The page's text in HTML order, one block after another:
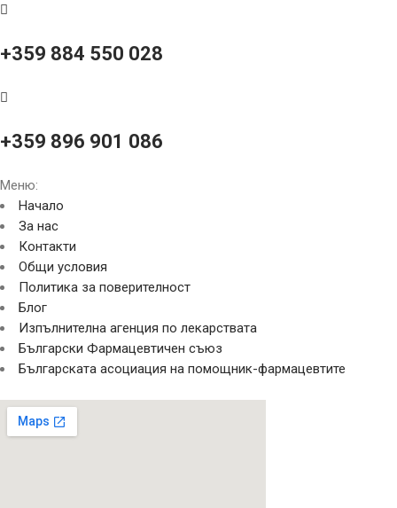
+359 884 550 028
+359 896 901 086
Меню:
Начало
За нас
Контакти
Общи условия
Политика за поверителност
Блог
Изпълнителна агенция по лекарствата
Български Фармацевтичен съюз
Българската асоциация на помощник-фармацевтите